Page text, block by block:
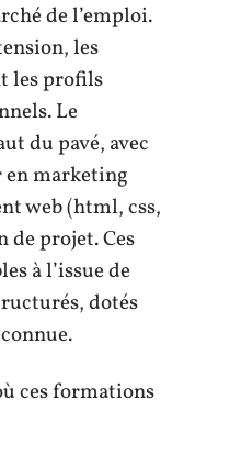
de l’emploi.
les
les profils
Le
du pavé, avec
en marketing
web (html, css,
de projet. Ces
à l’issue de
dotés
ces formations